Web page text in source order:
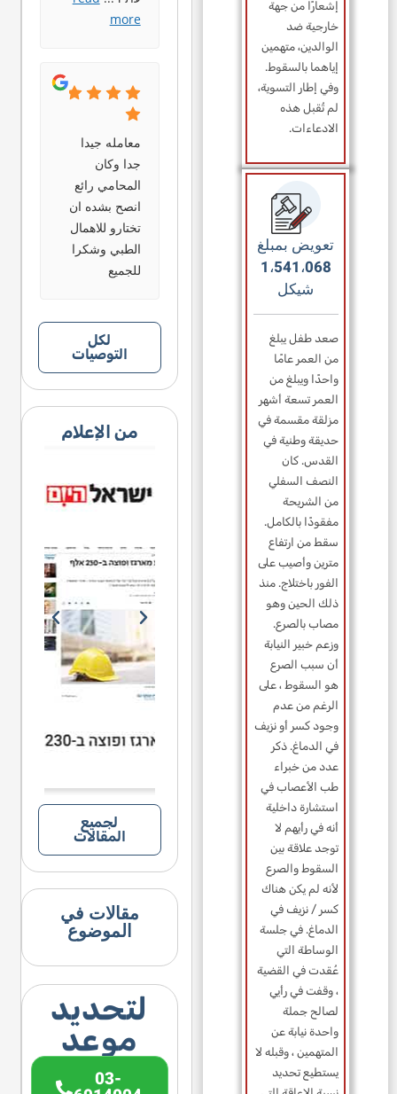
إشعارًا من جهة
خارجية ضد
الوالدين، متهمين
إياهما بالسقوط.
وفي إطار التسوية،
لم تُقبل هذه
الادعاءات.
تعويض بمبلغ
1،541،068
شيكل
صعد طفل يبلغ
من العمر عامًا
واحدًا ويبلغ من
العمر تسعة أشهر
مزلقة مقسمة في
حديقة وطنية في
القدس. كان
النصف السفلي
من الشريحة
مفقودًا بالكامل.
سقط من ارتفاع
مترين وأصيب على
الفور باختلاج. منذ
ذلك الحين وهو
مصاب بالصرع.
وزعم خبير النيابة
أن سبب الصرع
هو السقوط ، على
الرغم من عدم
وجود كسر أو نزيف
في الدماغ. ذكر
عدد من خبراء
طب الأعصاب في
استشارة داخلية
أنه في رأيهم لا
توجد علاقة بين
السقوط والصرع
لأنه لم يكن هناك
كسر / نزيف في
الدماغ. في جلسة
الوساطة التي
عُقدت في القضية
، وقفت في رأيي
لصالح جملة
واحدة نيابة عن
المتهمين ، وقبله لا
يستطيع تحديد
more
معامله جيدا
جدا وكان
المحامي رائع
انصح بشده ان
تختارو للاهمال
الطبي وشكرا
للجميع
لكل
التوصيات
من الإعلام
لجميع
المقالات
مقالات في
الموضوع
لتحديد
موعد
03-